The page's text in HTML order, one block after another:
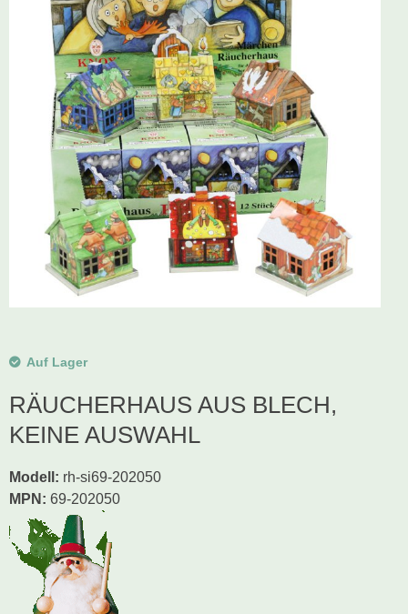
Schwibbogen
Räucherfiguren
Pyramiden
Auf Lager
RÄUCHERHAUS AUS BLECH,
KEINE AUSWAHL
Modell : rh-si69-202050
MPN: 69-202050